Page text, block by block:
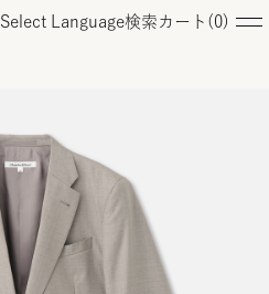
Select Language検索 カート( 0)